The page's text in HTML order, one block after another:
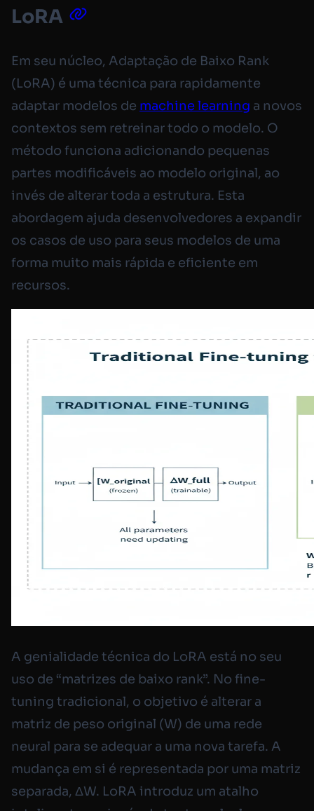
LoRA
Em seu núcleo, Adaptação de Baixo Rank
(LoRA) é uma técnica para rapidamente
adaptar modelos de machine learning a novos
contextos sem retreinar todo o modelo. O
método funciona adicionando pequenas
partes modificáveis ao modelo original, ao
invés de alterar toda a estrutura. Esta
abordagem ajuda desenvolvedores a expandir
os casos de uso para seus modelos de uma
forma muito mais rápida e eficiente em
recursos.
A genialidade técnica do LoRA está no seu
uso de “matrizes de baixo rank”. No fine-
tuning tradicional, o objetivo é alterar a
matriz de peso original (W) de uma rede
neural para se adequar a uma nova tarefa. A
mudança em si é representada por uma matriz
separada, ΔW. LoRA introduz um atalho